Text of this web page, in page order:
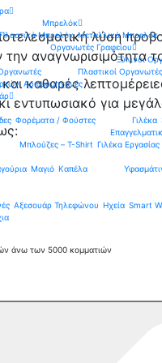
Μπρελόκ
Μπρελόκ Μεταλλικά Μπρελόκ
Οργανωτές Γραφείου
Ξύλινοι
Πλαστικοί Οργανωτές
Αριθμομηχανές
Φορέματα / Φούστες
Γιλέκα
Μπλούζες – T-Shirt Γιλέκα Εργασίας
Μαγιό Καπέλα
Αξεσουάρ Τηλεφώνου Ηχεία Smart
άνω των 5000 κομματιών
λύση
αναγνωρισιμότητα
καθαρές
εντυπωσιακό για